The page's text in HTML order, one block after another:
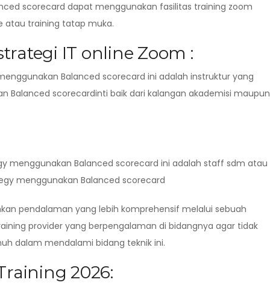
scorecard dapat menggunakan fasilitas training zoom
atau training tatap muka.
IT online Zoom :
Balanced scorecard ini adalah instruktur yang
Balanced scorecardinti baik dari kalangan akademisi maupun
menggunakan Balanced scorecard ini adalah staff sdm atau
menggunakan Balanced scorecard
pendalaman yang lebih komprehensif melalui sebuah
provider yang berpengalaman di bidangnya agar tidak
dalam mendalami bidang teknik ini.
2026: